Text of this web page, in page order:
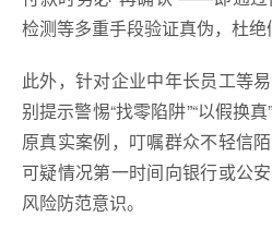
检测等多重手段验证真伪，杜绝
此外，针对企业中年长员工等
别提示警惕“找零陷阱”“以假换
原真实案例，叮嘱群众不轻信
可疑情况第一时间向银行或公
风险防范意识。